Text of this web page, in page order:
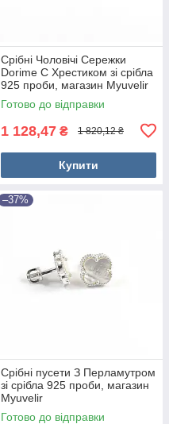
Срібні Чоловічі Сережки
Dorime C Хрестиком зі срібла
925 проби, магазин Myuvelir
Готово до відправки
1 128,47 ₴ 1 820,12 ₴
Купити
–37%
Срібні пусети З Перламутром
зі срібла 925 проби, магазин
Myuvelir
Готово до відправки